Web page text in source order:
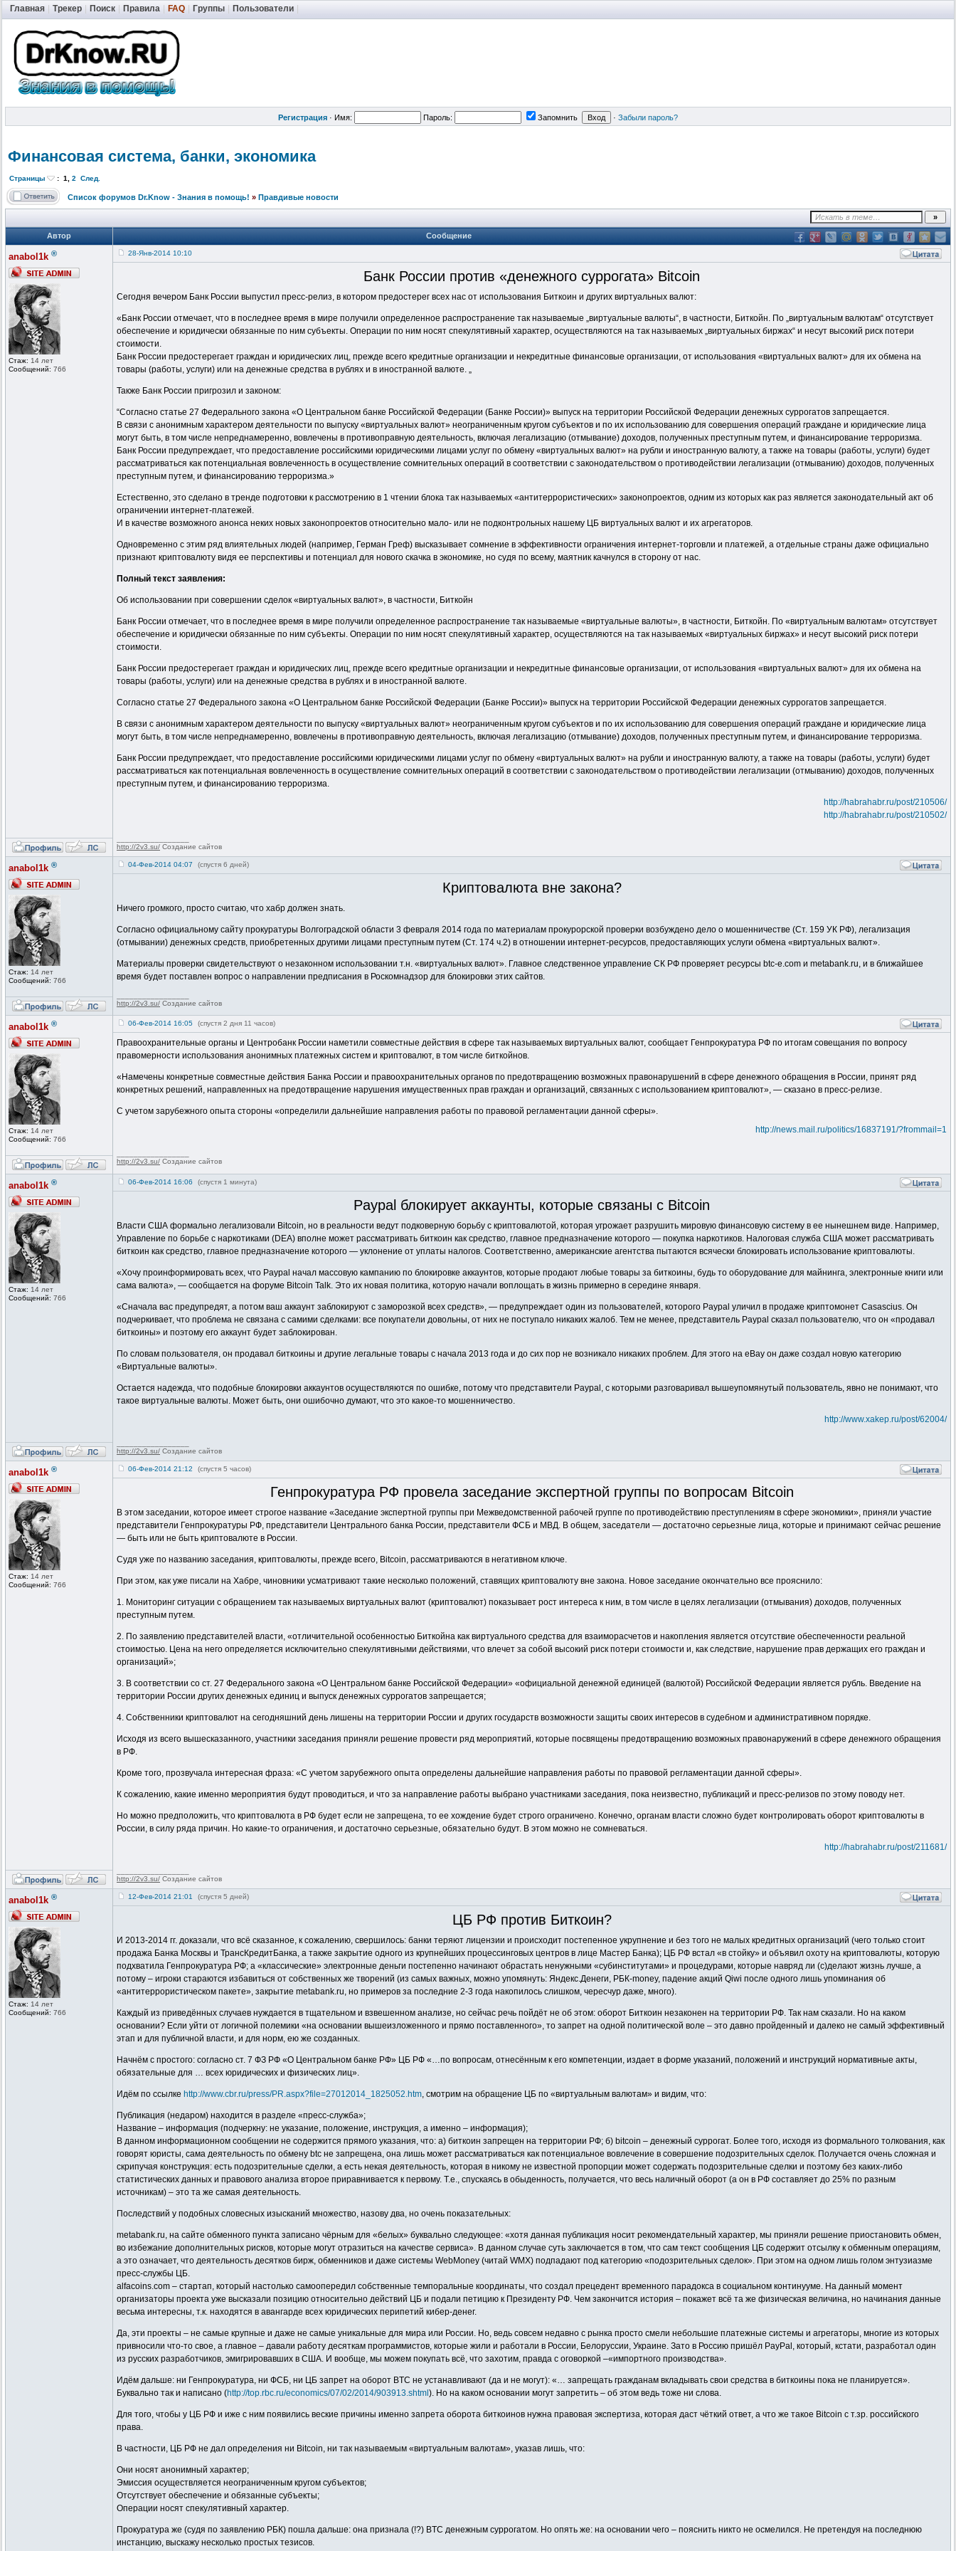
Главная Трекер Поиск Правила FAQ Группы Пользователи
Регистрация · Имя: Пароль: Запомнить · Забыли пароль?
Финансовая система, банки, экономика
Страницы : 1, 2 След.
Список форумов Dr.Know - Знания в помощь! » Правдивые новости
Автор Сообщение
anabol1k ®
Стаж: 14 лет
Сообщений: 766
28-Янв-2014 10:10
Банк России против «денежного суррогата» Bitcoin
Сегодня вечером Банк России выпустил пресс-релиз, в котором предостерег всех нас от использования Биткоин и других виртуальных валют:
«Банк России отмечает, что в последнее время в мире получили определенное распространение так называемые „виртуальные валюты“, в частности, Биткойн. По „виртуальным валютам“ отсутствует
обеспечение и юридически обязанные по ним субъекты. Операции по ним носят спекулятивный характер, осуществляются на так называемых „виртуальных биржах“ и несут высокий риск потери
стоимости.
Банк России предостерегает граждан и юридических лиц, прежде всего кредитные организации и некредитные финансовые организации, от использования «виртуальных валют» для их обмена на
товары (работы, услуги) или на денежные средства в рублях и в иностранной валюте. „
Также Банк России пригрозил и законом:
“Согласно статье 27 Федерального закона «О Центральном банке Российской Федерации (Банке России)» выпуск на территории Российской Федерации денежных суррогатов запрещается.
В связи с анонимным характером деятельности по выпуску «виртуальных валют» неограниченным кругом субъектов и по их использованию для совершения операций граждане и юридические лица
могут быть, в том числе непреднамеренно, вовлечены в противоправную деятельность, включая легализацию (отмывание) доходов, полученных преступным путем, и финансирование терроризма.
Банк России предупреждает, что предоставление российскими юридическими лицами услуг по обмену «виртуальных валют» на рубли и иностранную валюту, а также на товары (работы, услуги) будет
рассматриваться как потенциальная вовлеченность в осуществление сомнительных операций в соответствии с законодательством о противодействии легализации (отмыванию) доходов, полученных
преступным путем, и финансированию терроризма.»
Естественно, это сделано в тренде подготовки к рассмотрению в 1 чтении блока так называемых «антитеррористических» законопроектов, одним из которых как раз является законодательный акт об
ограничении интернет-платежей.
И в качестве возможного анонса неких новых законопроектов относительно мало- или не подконтрольных нашему ЦБ виртуальных валют и их агрегаторов.
Одновременно с этим ряд влиятельных людей (например, Герман Греф) высказывает сомнение в эффективности ограничения интернет-торговли и платежей, а отдельные страны даже официально
признают криптовалюту видя ее перспективы и потенциал для нового скачка в экономике, но судя по всему, маятник качнулся в сторону от нас.
Полный текст заявления:
Об использовании при совершении сделок «виртуальных валют», в частности, Биткойн
Банк России отмечает, что в последнее время в мире получили определенное распространение так называемые «виртуальные валюты», в частности, Биткойн. По «виртуальным валютам» отсутствует
обеспечение и юридически обязанные по ним субъекты. Операции по ним носят спекулятивный характер, осуществляются на так называемых «виртуальных биржах» и несут высокий риск потери
стоимости.
Банк России предостерегает граждан и юридических лиц, прежде всего кредитные организации и некредитные финансовые организации, от использования «виртуальных валют» для их обмена на
товары (работы, услуги) или на денежные средства в рублях и в иностранной валюте.
Согласно статье 27 Федерального закона «О Центральном банке Российской Федерации (Банке России)» выпуск на территории Российской Федерации денежных суррогатов запрещается.
В связи с анонимным характером деятельности по выпуску «виртуальных валют» неограниченным кругом субъектов и по их использованию для совершения операций граждане и юридические лица
могут быть, в том числе непреднамеренно, вовлечены в противоправную деятельность, включая легализацию (отмывание) доходов, полученных преступным путем, и финансирование терроризма.
Банк России предупреждает, что предоставление российскими юридическими лицами услуг по обмену «виртуальных валют» на рубли и иностранную валюту, а также на товары (работы, услуги) будет
рассматриваться как потенциальная вовлеченность в осуществление сомнительных операций в соответствии с законодательством о противодействии легализации (отмыванию) доходов, полученных
преступным путем, и финансированию терроризма.
http://habrahabr.ru/post/210506/
http://habrahabr.ru/post/210502/
http://2v3.su/ Создание сайтов
anabol1k ®
Стаж: 14 лет
Сообщений: 766
04-Фев-2014 04:07 (спустя 6 дней)
Криптовалюта вне закона?
Ничего громкого, просто считаю, что хабр должен знать.
Согласно официальному сайту прокуратуры Волгоградской области 3 февраля 2014 года по материалам прокурорской проверки возбуждено дело о мошенничестве (Ст. 159 УК РФ), легализация
(отмывании) денежных средств, приобретенных другими лицами преступным путем (Ст. 174 ч.2) в отношении интернет-ресурсов, предоставляющих услуги обмена «виртуальных валют».
Материалы проверки свидетельствуют о незаконном использовании т.н. «виртуальных валют». Главное следственное управление СК РФ проверяет ресурсы btc-e.com и metabank.ru, и в ближайшее
время будет поставлен вопрос о направлении предписания в Роскомнадзор для блокировки этих сайтов.
http://2v3.su/ Создание сайтов
anabol1k ®
Стаж: 14 лет
Сообщений: 766
06-Фев-2014 16:05 (спустя 2 дня 11 часов)
Правоохранительные органы и Центробанк России наметили совместные действия в сфере так называемых виртуальных валют, сообщает Генпрокуратура РФ по итогам совещания по вопросу
правомерности использования анонимных платежных систем и криптовалют, в том числе биткойнов.
«Намечены конкретные совместные действия Банка России и правоохранительных органов по предотвращению возможных правонарушений в сфере денежного обращения в России, принят ряд
конкретных решений, направленных на предотвращение нарушения имущественных прав граждан и организаций, связанных с использованием криптовалют», — сказано в пресс-релизе.
С учетом зарубежного опыта стороны «определили дальнейшие направления работы по правовой регламентации данной сферы».
http://news.mail.ru/politics/16837191/?frommail=1
http://2v3.su/ Создание сайтов
anabol1k ®
Стаж: 14 лет
Сообщений: 766
06-Фев-2014 16:06 (спустя 1 минута)
Paypal блокирует аккаунты, которые связаны с Bitcoin
Власти США формально легализовали Bitcoin, но в реальности ведут подковерную борьбу с криптовалютой, которая угрожает разрушить мировую финансовую систему в ее нынешнем виде. Например,
Управление по борьбе с наркотиками (DEA) вполне может рассматривать биткоин как средство, главное предназначение которого — покупка наркотиков. Налоговая служба США может рассматривать
биткоин как средство, главное предназначение которого — уклонение от уплаты налогов. Соответственно, американские агентства пытаются всячески блокировать использование криптовалюты.
«Хочу проинформировать всех, что Paypal начал массовую кампанию по блокировке аккаунтов, которые продают любые товары за биткоины, будь то оборудование для майнинга, электронные книги или
сама валюта», — сообщается на форуме Bitcoin Talk. Это их новая политика, которую начали воплощать в жизнь примерно в середине января.
«Сначала вас предупредят, а потом ваш аккаунт заблокируют с заморозкой всех средств», — предупреждает один из пользователей, которого Paypal уличил в продаже криптомонет Casascius. Он
подчеркивает, что проблема не связана с самими сделками: все покупатели довольны, от них не поступало никаких жалоб. Тем не менее, представитель Paypal сказал пользователю, что он «продавал
биткоины» и поэтому его аккаунт будет заблокирован.
По словам пользователя, он продавал биткоины и другие легальные товары с начала 2013 года и до сих пор не возникало никаких проблем. Для этого на eBay он даже создал новую категорию
«Виртуальные валюты».
Остается надежда, что подобные блокировки аккаунтов осуществляются по ошибке, потому что представители Paypal, с которыми разговаривал вышеупомянутый пользователь, явно не понимают, что
такое виртуальные валюты. Может быть, они ошибочно думают, что это какое-то мошенничество.
http://www.xakep.ru/post/62004/
http://2v3.su/ Создание сайтов
anabol1k ®
Стаж: 14 лет
Сообщений: 766
06-Фев-2014 21:12 (спустя 5 часов)
Генпрокуратура РФ провела заседание экспертной группы по вопросам Bitcoin
В этом заседании, которое имеет строгое название «Заседание экспертной группы при Межведомственной рабочей группе по противодействию преступлениям в сфере экономики», приняли участие
представители Генпрокуратуры РФ, представители Центрального банка России, представители ФСБ и МВД. В общем, заседатели — достаточно серьезные лица, которые и принимают сейчас решение
— быть или не быть криптовалюте в России.
Судя уже по названию заседания, криптовалюты, прежде всего, Bitcoin, рассматриваются в негативном ключе.
При этом, как уже писали на Хабре, чиновники усматривают такие несколько положений, ставящих криптовалюту вне закона. Новое заседание окончательно все прояснило:
1. Мониторинг ситуации с обращением так называемых виртуальных валют (криптовалют) показывает рост интереса к ним, в том числе в целях легализации (отмывания) доходов, полученных
преступным путем.
2. По заявлению представителей власти, «отличительной особенностью Биткойна как виртуального средства для взаиморасчетов и накопления является отсутствие обеспеченности реальной
стоимостью. Цена на него определяется исключительно спекулятивными действиями, что влечет за собой высокий риск потери стоимости и, как следствие, нарушение прав держащих его граждан и
организаций»;
3. В соответствии со ст. 27 Федерального закона «О Центральном банке Российской Федерации» «официальной денежной единицей (валютой) Российской Федерации является рубль. Введение на
территории России других денежных единиц и выпуск денежных суррогатов запрещается;
4. Собственники криптовалют на сегодняшний день лишены на территории России и других государств возможности защиты своих интересов в судебном и административном порядке.
Исходя из всего вышесказанного, участники заседания приняли решение провести ряд мероприятий, которые посвящены предотвращению возможных правонаружений в сфере денежного обращения
в РФ.
Кроме того, прозвучала интересная фраза: «С учетом зарубежного опыта определены дальнейшие направления работы по правовой регламентации данной сферы».
К сожалению, какие именно мероприятия будут проводиться, и что за направление работы выбрано участниками заседания, пока неизвестно, публикаций и пресс-релизов по этому поводу нет.
Но можно предположить, что криптовалюта в РФ будет если не запрещена, то ее хождение будет строго ограничено. Конечно, органам власти сложно будет контролировать оборот криптовалюты в
России, в силу ряда причин. Но какие-то ограничения, и достаточно серьезные, обязательно будут. В этом можно не сомневаться.
http://habrahabr.ru/post/211681/
http://2v3.su/ Создание сайтов
anabol1k ®
Стаж: 14 лет
Сообщений: 766
12-Фев-2014 21:01 (спустя 5 дней)
ЦБ РФ против Биткоин?
И 2013-2014 гг. доказали, что всё сказанное, к сожалению, свершилось: банки теряют лицензии и происходит постепенное укрупнение и без того не малых кредитных организаций (чего только стоит
продажа Банка Москвы и ТрансКредитБанка, а также закрытие одного из крупнейших процессинговых центров в лице Мастер Банка); ЦБ РФ встал «в стойку» и объявил охоту на криптовалюты, которую
подхватила Генпрокуратура РФ; а «классические» электронные деньги постепенно начинают обрастать ненужными «субинститутами» и процедурами, которые навряд ли (с)делают жизнь лучше, а
потому – игроки стараются избавиться от собственных же творений (из самых важных, можно упомянуть: Яндекс.Денеги, РБК-money, падение акций Qiwi после одного лишь упоминания об
«антитеррористическом пакете», закрытие metabank.ru, но примеров за последние 2-3 года накопилось слишком, чересчур даже, много).
Каждый из приведённых случаев нуждается в тщательном и взвешенном анализе, но сейчас речь пойдёт не об этом: оборот Биткоин незаконен на территории РФ. Так нам сказали. Но на каком
основании? Если уйти от логичной полемики «на основании вышеизложенного и прямо поставленного», то запрет на одной политической воле – это давно пройденный и далеко не самый эффективный
этап и для публичной власти, и для норм, ею же созданных.
Начнём с простого: согласно ст. 7 ФЗ РФ «О Центральном банке РФ» ЦБ РФ «…по вопросам, отнесённым к его компетенции, издает в форме указаний, положений и инструкций нормативные акты,
обязательные для … всех юридических и физических лиц».
Идём по ссылке http://www.cbr.ru/press/PR.aspx?file=27012014_1825052.htm, смотрим на обращение ЦБ по «виртуальным валютам» и видим, что:
Публикация (недаром) находится в разделе «пресс-служба»;
Название – информация (подчеркну: не указание, положение, инструкция, а именно – информация);
В данном информационном сообщении не содержится прямого указания, что: а) биткоин запрещен на территории РФ; б) bitcoin – денежный суррогат. Более того, исходя из формального толкования, как
говорят юристы, сама деятельность по обмену btc не запрещена, она лишь может рассматриваться как потенциальное вовлечение в совершение подозрительных сделок. Получается очень сложная и
скрипучая конструкция: есть подозрительные сделки, а есть некая деятельность, которая в никому не известной пропорции может содержать подозрительные сделки и поэтому без каких-либо
статистических данных и правового анализа второе приравнивается к первому. Т.е., спускаясь в обыденность, получается, что весь наличный оборот (а он в РФ составляет до 25% по разным
источникам) – это та же самая деятельность.
Последствий у подобных словесных изысканий множество, назову два, но очень показательных:
metabank.ru, на сайте обменного пункта записано чёрным для «белых» буквально следующее: «хотя данная публикация носит рекомендательный характер, мы приняли решение приостановить обмен,
во избежание дополнительных рисков, которые могут отразиться на качестве сервиса». В данном случае суть заключается в том, что сам текст сообщения ЦБ содержит отсылку к обменным операциям,
а это означает, что деятельность десятков бирж, обменников и даже системы WebMoney (читай WMX) подпадают под категорию «подозрительных сделок». При этом на одном лишь голом энтузиазме
пресс-службы ЦБ.
alfacoins.com – стартап, который настолько самоопередил собственные темпоральные координаты, что создал прецедент временного парадокса в социальном континууме. На данный момент
организаторы проекта уже высказали позицию относительно действий ЦБ и подали петицию к Президенту РФ. Чем закончится история – покажет всё та же физическая величина, но начинания данные
весьма интересны, т.к. находятся в авангарде всех юридических перипетий кибер-денег.
Да, эти проекты – не самые крупные и даже не самые уникальные для мира или России. Но, ведь совсем недавно с рынка просто смели небольшие платежные системы и агрегаторы, многие из которых
привносили что-то свое, а главное – давали работу десяткам программистов, которые жили и работали в России, Белоруссии, Украине. Зато в Россию пришёл PayPal, который, кстати, разработал один
из русских разработчиков, эмигрировавших в США. И вообще, мы можем покупать всё, что захотим, правда с оговоркой –«импортного производства».
Идём дальше: ни Генпрокуратура, ни ФСБ, ни ЦБ запрет на оборот BTC не устанавливают (да и не могут): «… запрещать гражданам вкладывать свои средства в биткоины пока не планируется».
Буквально так и написано (http://top.rbc.ru/economics/07/02/2014/903913.shtml ). Но на каком основании могут запретить – об этом ведь тоже ни слова.
Для того, чтобы у ЦБ РФ и иже с ним появились веские причины именно запрета оборота биткоинов нужна правовая экспертиза, которая даст чёткий ответ, а что же такое Bitcoin с т.зр. российского
права.
В частности, ЦБ РФ не дал определения ни Bitcoin, ни так называемым «виртуальным валютам», указав лишь, что:
Они носят анонимный характер;
Эмиссия осуществляется неограниченным кругом субъектов;
Отсутствует обеспечение и обязанные субъекты;
Операции носят спекулятивный характер.
Прокуратура же (судя по заявлению РБК) пошла дальше: она признала (!?) BTC денежным суррогатом. Но опять же: на основании чего – пояснить никто не осмелился. Не претендуя на последнюю
инстанцию, выскажу несколько простых тезисов.